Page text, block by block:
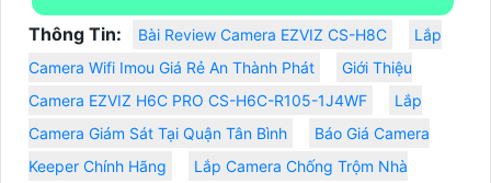
Thông Tin: Bài Review Camera EZVIZ CS-H8C
Lắp
Camera Wifi Imou Giá Rẻ An Thành Phát
Giới Thiệu
Camera EZVIZ H6C PRO CS-H6C-R105-1J4WF
Lắp
Camera Giám Sát Tại Quận Tân Bình
Báo Giá Camera
Keeper Chính Hãng
Lắp Camera Chống Trộm Nhà